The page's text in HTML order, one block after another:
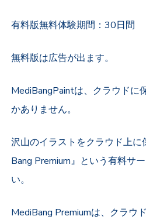
有料版無料体験期間：30日間
無料版は広告が出ます。
MediBangPaintは、クラウドに
かありません。
沢山のイラストをクラウド上
Bang Premium』という有料サ
い。
MediBang Premiumは、クラウ